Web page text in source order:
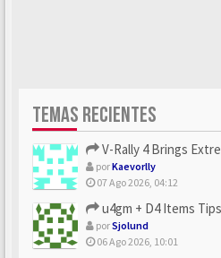
TEMAS RECIENTES
V-Rally 4 Brings Extreme
porKaevorlly
07 Ago 2026, 04:12
u4gm + D4 Items Tips: How
porSjolund
06 Ago 2026, 10:01